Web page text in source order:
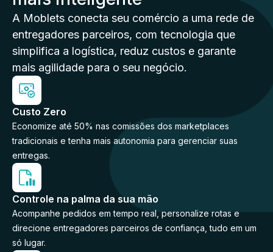
A Moblets conecta seu comércio a uma rede de
entregadores parceiros, com tecnologia que
simplifica a logística, reduz custos e garante
mais agilidade para o seu negócio.
Custo Zero
Economize até 50% nas comissões dos marketplaces
tradicionais e tenha mais autonomia para gerenciar suas
entregas.
Controle na palma da sua mão
Acompanhe pedidos em tempo real, personalize rotas e
direcione entregadores parceiros de confiança, tudo em um
só lugar.